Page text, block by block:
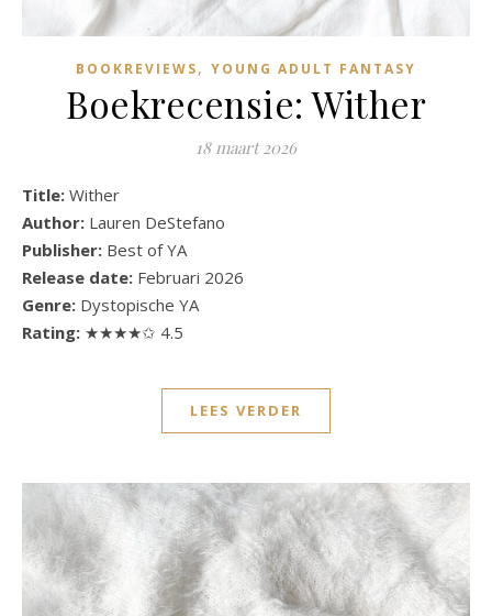
BOOKREVIEWS, YOUNG ADULT FANTASY
Boekrecensie: Wither
18 maart 2026
Title: Wither
Author: Lauren DeStefano
Publisher: Best of YA
Release date: Februari 2026
Genre: Dystopische YA
Rating: ★★★★✩ 4.5
LEES VERDER